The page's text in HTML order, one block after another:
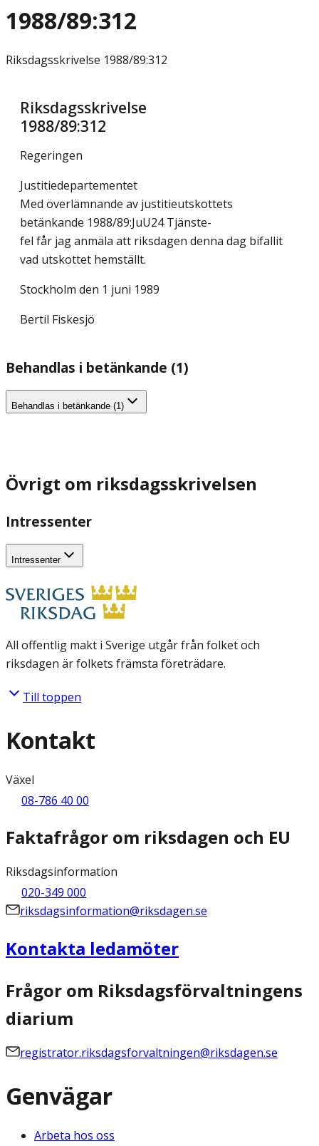
1988/89:312
Riksdagsskrivelse 1988/89:312
Riksdagsskrivelse
1988/89:312
Regeringen
Justitiedepartementet
Med överlämnande av justitieutskottets
betänkande 1988/89:JuU24 Tjänste-
fel får jag anmäla att riksdagen denna dag bifallit
vad utskottet hemställt.
Stockholm den 1 juni 1989
Bertil Fiskesjö
Behandlas i betänkande (1)
Behandlas i betänkande (1)
Övrigt om riksdagsskrivelsen
Intressenter
Intressenter
All offentlig makt i Sverige utgår från folket och
riksdagen är folkets främsta företrädare.
Till toppen
Kontakt
Växel
08-786 40 00
Faktafrågor om riksdagen och EU
Riksdagsinformation
020-349 000
riksdagsinformation@riksdagen.se
Kontakta ledamöter
Frågor om Riksdagsförvaltningens
diarium
registrator.riksdagsforvaltningen@riksdagen.se
Genvägar
Arbeta hos oss